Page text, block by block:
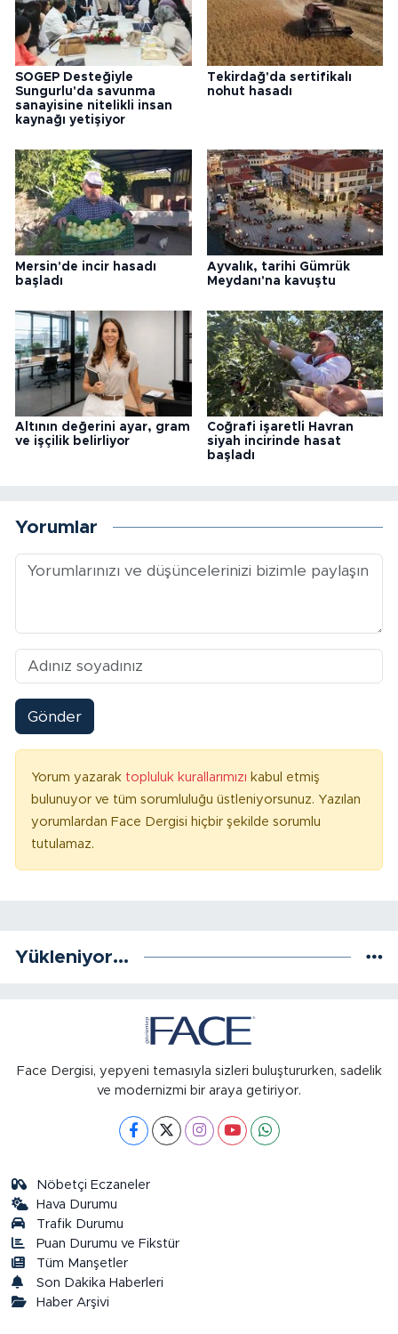
SOGEP Desteğiyle
Sungurlu'da savunma
sanayisine nitelikli insan
kaynağı yetişiyor
Tekirdağ'da sertifikalı
nohut hasadı
Mersin'de incir hasadı
başladı
Ayvalık, tarihi Gümrük
Meydanı'na kavuştu
Altının değerini ayar, gram
ve işçilik belirliyor
Coğrafi işaretli Havran
siyah incirinde hasat
başladı
Yorumlar
Gönder
Yorum yazarak topluluk kurallarımızı kabul etmiş
bulunuyor ve tüm sorumluluğu üstleniyorsunuz. Yazılan
yorumlardan Face Dergisi hiçbir şekilde sorumlu
tutulamaz.
Yükleniyor...
Face Dergisi, yepyeni temasıyla sizleri buluştururken, sadelik
ve modernizmi bir araya getiriyor.
Nöbetçi Eczaneler
Hava Durumu
Trafik Durumu
Puan Durumu ve Fikstür
Tüm Manşetler
Son Dakika Haberleri
Haber Arşivi